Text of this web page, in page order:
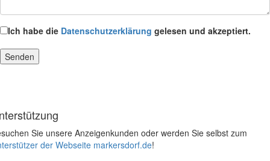
Ich habe die Datenschutzerklärung gelesen und akzeptiert.
Sie unsere Anzeigenkunden oder werden Sie selbst zum
der Webseite markersdorf.de!